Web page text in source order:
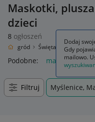
Maskotki,
dzieci
8 ogłoszeń
i Ogród Święta i Karnawał
Podobne: maskotka
Filtruj Myślenice,
Dodaj
Gdy
mailowo.